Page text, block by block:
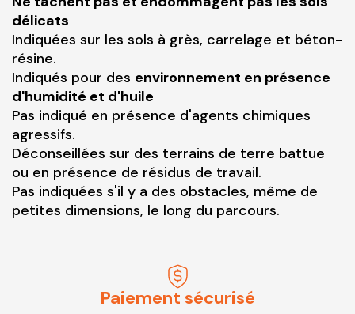
délicats
Indiquées sur les sols à grès, carrelage et béton-
résine.
Indiqués pour des environnement en présence
d'humidité et d'huile
Pas indiqué en présence d'agents chimiques
agressifs.
Déconseillées sur des terrains de terre battue
ou en présence de résidus de travail.
Pas indiquées s'il y a des obstacles, même de
petites dimensions, le long du parcours.
Paiement sécurisé